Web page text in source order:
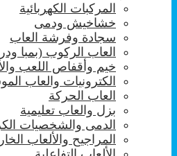
المركبات الكهربائية
خشاخيش ودمى
سجادة وفرشة العاب
العاب الركوب (بمبا
خيم وأقفاص اللعب
الكترونيات والعاب
العاب الحركة
بزل والعاب تعليمية
الدمى والشخصيات
المراجيح والألعاب